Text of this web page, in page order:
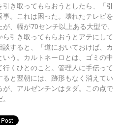
き取ってもらおうとしたら、「引
。これは困った。壊れたテレビを
、幅が70センチ以上ある大型で、
引き取ってもらおうとアテにして
すると、「道においておけば、カ
う。カルトネーロとは、ゴミの中
くひとのこと。管理人に手伝って
と翌朝には、跡形もなく消えてい
、アルゼンチンはタダ。この点で